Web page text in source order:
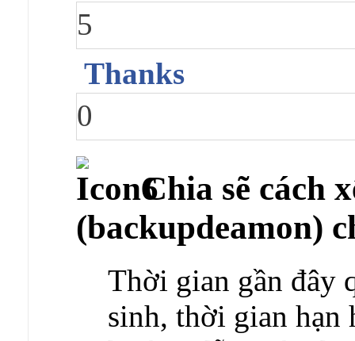
5
Thanks
0
Chia sẽ cách
(backupdeamon)
Thời gian gần đây
sinh, thời gian hạn